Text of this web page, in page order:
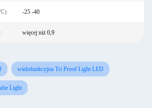
-25 -40
więcej niż 0,9
wielofunkcyjna Tri Proof Light LED
Light